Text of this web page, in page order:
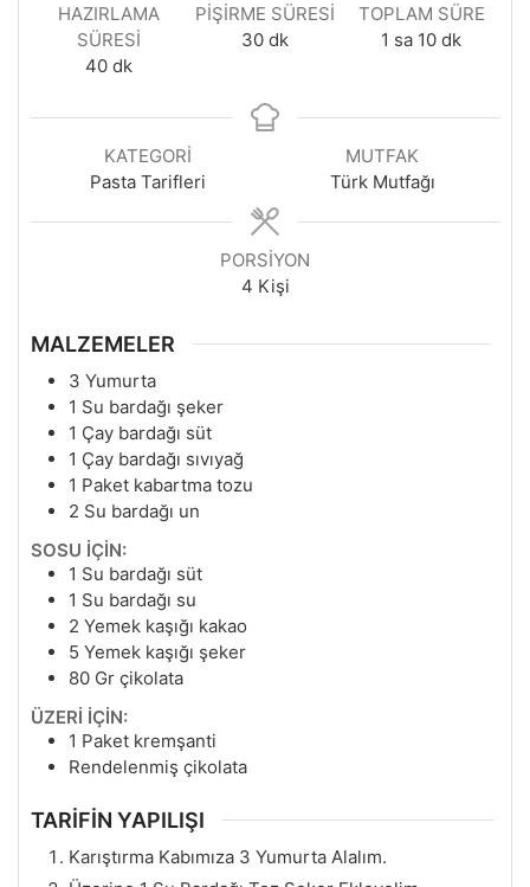
HAZIRLAMA
SÜRESI
40dakika
dk
PIŞIRME SÜRESI
30dakika
dk
TOPLAM SÜRE
1 saat
sa 10dakika
dk
KATEGORI
Pasta Tarifleri
MUTFAK
Türk Mutfağı
PORSIYON
4 Kişi
MALZEMELER
3 Yumurta
1 Su bardağı şeker
1 Çay bardağı süt
1 Çay bardağı sıvıyağ
1 Paket kabartma tozu
2 Su bardağı un
SOSU İÇİN:
1 Su bardağı süt
1 Su bardağı su
2 Yemek kaşığı kakao
5 Yemek kaşığı şeker
80 Gr çikolata
ÜZERİ İÇİN:
1 Paket kremşanti
Rendelenmiş çikolata
TARİFİN YAPILIŞI
Karıştırma Kabımıza 3 Yumurta Alalım.